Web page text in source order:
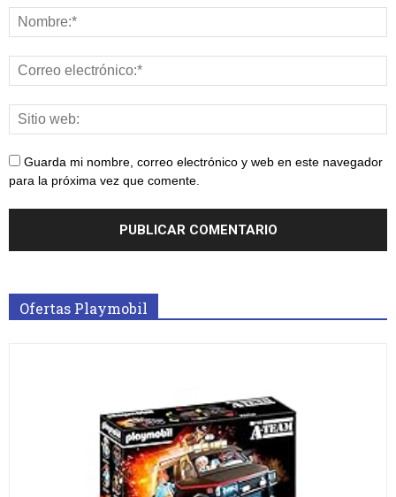
Guarda mi nombre, correo electrónico y web en este navegador
para la próxima vez que comente.
Ofertas Playmobil